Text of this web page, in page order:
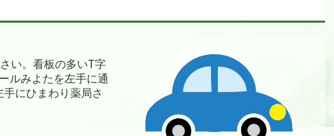
い。看板の多いT字
ルみよたを左手に通
にひまわり薬局さ